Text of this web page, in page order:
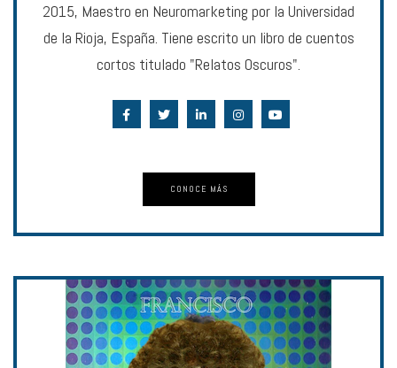
2015, Maestro en Neuromarketing por la Universidad
de la Rioja, España. Tiene escrito un libro de cuentos
cortos titulado "Relatos Oscuros".
CONOCE MÁS